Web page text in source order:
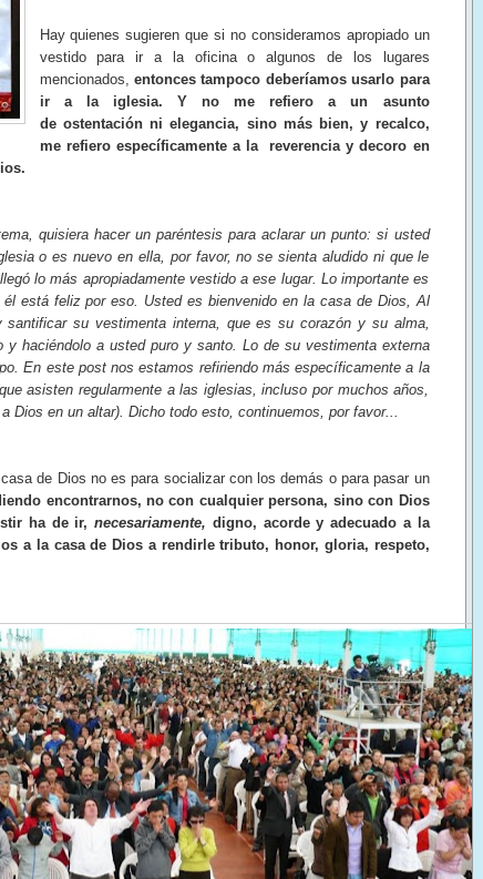
Hay quienes sugieren que si no consideramos apropiado un
vestido para ir a la oficina o algunos de los lugares
mencionados, entonces tampoco deberíamos usarlo para
ir a la iglesia. Y no me refiero a un asunto
deostentación ni elegancia, sino más bien, y recalco,
me refiero específicamente a la reverencia y decoro en
quisiera hacer un paréntesis para aclarar un punto: si usted
o es nuevo en ella, por favor, no se sienta aludido ni que le
lo más apropiadamente vestido a ese lugar. Lo importante es
está feliz por eso. Usted es bienvenido en la casa de Dios, Al
santificar su vestimenta interna, que es su corazón y su alma,
y haciéndolo a usted puro y santo. Lo de su vestimenta externa
En este post nos estamos refiriendo más específicamente a la
asisten regularmente a las iglesias, incluso por muchos años,
Dios en un altar). Dicho todo esto, continuemos, por favor...
de Dios no es para socializar con los demás o para pasar un
encontrarnos, no con cualquier persona, sino con Dios
ha de ir,necesariamente, digno, acorde y adecuado a la
a la casa de Dios a rendirle tributo, honor, gloria, respeto,